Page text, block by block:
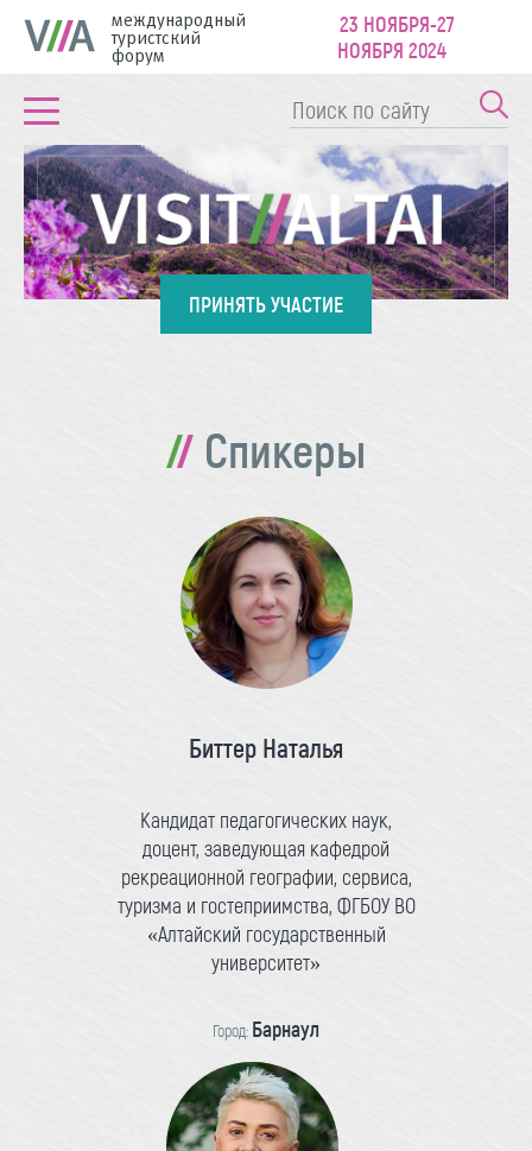
международный
туристский
форум
23 НОЯБРЯ-27
НОЯБРЯ 2024
ПРИНЯТЬ УЧАСТИЕ
Спикеры
Биттер Наталья
Кандидат педагогических наук,
доцент, заведующая кафедрой
рекреационной географии, сервиса,
туризма и гостеприимства, ФГБОУ ВО
«Алтайский государственный
университет»
Город: Барнаул